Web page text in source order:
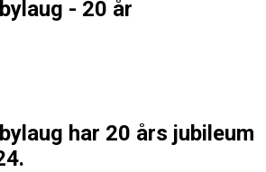
- 20 år
har 20 års jubileum